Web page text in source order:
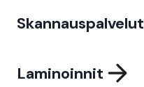
Skannauspalvelut
Laminoinnit